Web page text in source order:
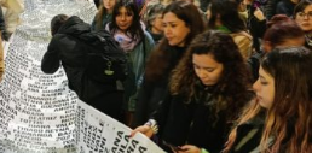
un territorio en disputa.